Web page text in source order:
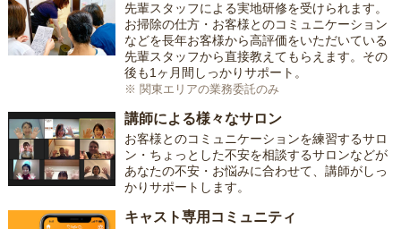
先輩スタッフによる実地研修を受けられます。
お掃除の仕方・お客様とのコミュニケーション
などを長年お客様から高評価をいただいている
先輩スタッフから直接教えてもらえます。その
後も1ヶ月間しっかりサポート。
※ 関東エリアの業務委託のみ
講師による様々なサロン
お客様とのコミュニケーションを練習するサロ
ン・ちょっとした不安を相談するサロンなどが
あなたの不安・お悩みに合わせて、講師がしっ
かりサポートします。
キャスト専用コミュニティ